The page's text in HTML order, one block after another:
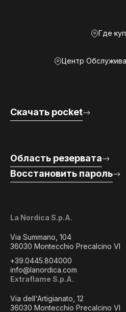
Где
Центр
La Nordica S.p.A.
Via Summano, 104
36030 Montecchio Precalcino VI
+39.0445.804000
info@lanordica.com
Extraflame S.p.A.
Via dell'Artigianato, 12
36030 Montecchio Precalcino VI
Скачать pocket
Область резервата
Восстановить пароль